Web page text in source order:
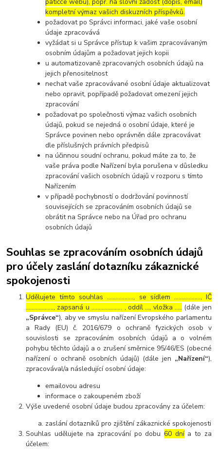
kompletní výmaz vašich diskuzních příspěvků.
požadovat po Správci informaci, jaké vaše osobní
údaje zpracovává
vyžádat si u Správce přístup k vašim zpracovávaným
osobním údajům a požadovat jejich kopii
u automatizovaně zpracovaných osobních údajů na
jejich přenositelnost
nechat vaše zpracovávané osobní údaje aktualizovat
nebo opravit, popřípadě požadovat omezení jejich
zpracování
požadovat po společnosti výmaz vašich osobních
údajů, pokud se nejedná o osobní údaje, které je
Správce povinen nebo oprávněn dále zpracovávat
dle příslušných právních předpisů
na účinnou soudní ochranu, pokud máte za to, že
vaše práva podle Nařízení byla porušena v důsledku
zpracování vašich osobních údajů v rozporu s tímto
Nařízením
v případě pochybností o dodržování povinností
souvisejících se zpracováním osobních údajů se
obrátit na Správce nebo na Úřad pro ochranu
osobních údajů
Souhlas se zpracováním osobních údajů
pro účely zaslání dotazníku zákaznické
spokojenosti
Udělujete tímto souhlas ……………..., se sídlem ………………, IČ
………………., zapsaná u ………………… , oddíl …, vložka ….. (dále jen
„Správce“), aby ve smyslu nařízení Evropského parlamentu
a Rady (EU) č. 2016/679 o ochraně fyzických osob v
souvislosti se zpracováním osobních údajů a o volném
pohybu těchto údajů a o zrušení směrnice 95/46/ES (obecné
nařízení o ochraně osobních údajů) (dále jen „Nařízení“),
zpracovával/a následující osobní údaje:
emailovou adresu
informace o zakoupeném zboží
Výše uvedené osobní údaje budou zpracovány za účelem:
zaslání dotazníků pro zjištění zákaznické spokojenosti
Souhlas udělujete na zpracování po dobu60 dnía to za
účelem: